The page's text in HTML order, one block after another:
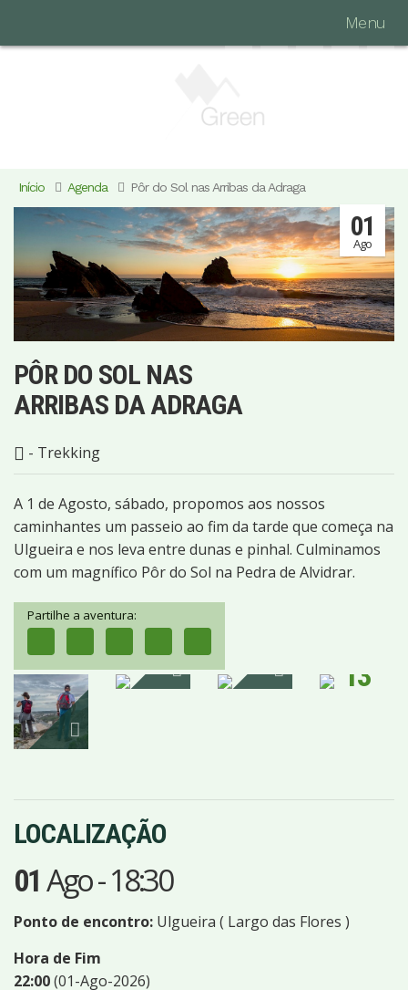
Menu
Início Agenda Pôr do Sol nas Arribas da Adraga
PÔR DO SOL NAS
ARRIBAS DA ADRAGA
01
Ago
- Trekking
A 1 de Agosto, sábado, propomos aos nossos
caminhantes um passeio ao fim da tarde que começa na
Ulgueira e nos leva entre dunas e pinhal. Culminamos
com um magnífico Pôr do Sol na Pedra de Alvidrar.
Partilhe a aventura:
13
IMAGENS
LOCALIZAÇÃO
01 Ago-18:30
Ponto de encontro: Ulgueira ( Largo das Flores )
Hora de Fim
22:00(01-Ago-2026)